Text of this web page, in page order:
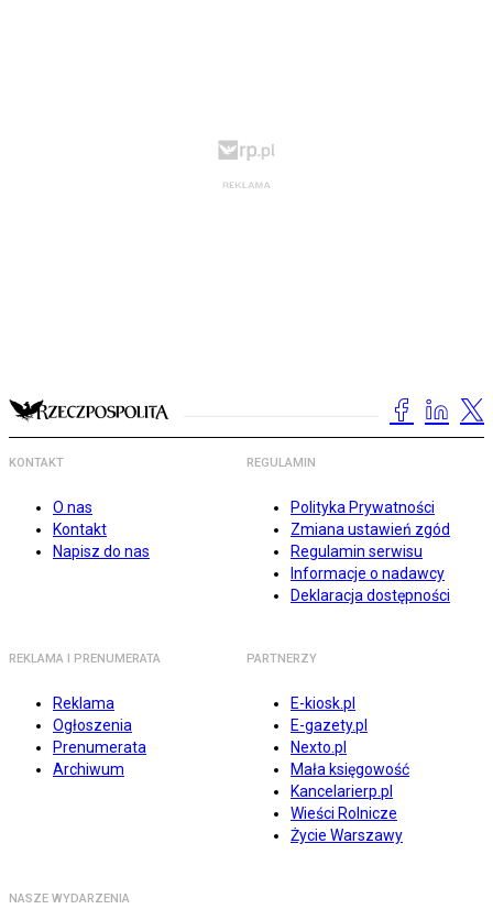
KONTAKT
O nas
Kontakt
Napisz do nas
REGULAMIN
Polityka Prywatności
Zmiana ustawień zgód
Regulamin serwisu
Informacje o nadawcy
Deklaracja dostępności
REKLAMA I PRENUMERATA
Reklama
Ogłoszenia
Prenumerata
Archiwum
PARTNERZY
E-kiosk.pl
E-gazety.pl
Nexto.pl
Mała księgowość
Kancelarierp.pl
Wieści Rolnicze
Życie Warszawy
NASZE WYDARZENIA